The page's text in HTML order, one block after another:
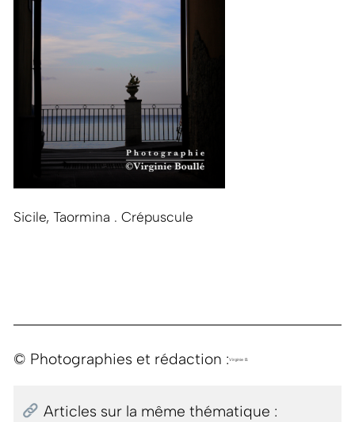
Sicile, Taormina . Crépuscule
© Photographies et rédaction :Virginie B.
Articles sur la même thématique :